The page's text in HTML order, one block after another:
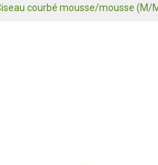
courbé mousse/mousse (M/